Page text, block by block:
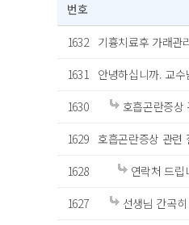
번호
1632
기흉치료후 가래관
1631
안녕하십니까. 교
1630
호흡곤란증상
1629 호흡곤란증상 관련
1628
연락처 드립
1627
선생님 간곡